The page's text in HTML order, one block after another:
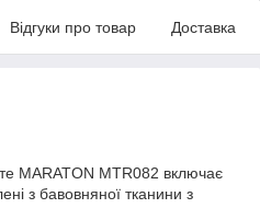
Відгуки про товар Доставка
MARATON MTR082 включає
з бавовняної тканини з